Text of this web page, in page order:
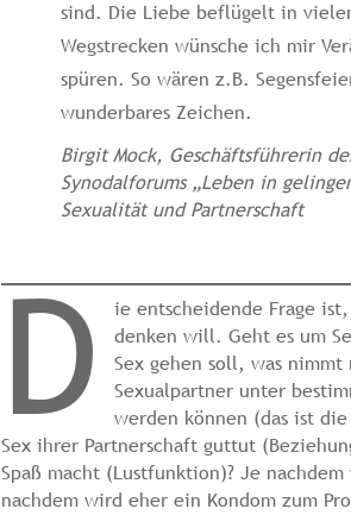
sind. Die Liebe beflügelt in
Wegstrecken wünsche ich mir
spüren. So wären z.B.
wunderbares Zeichen.
Birgit Mock, Geschäftsführerin
Synodalforums „Leben in
Sexualität und Partnerschaft
D
ie entscheidende Frage
denken will. Geht es um
Sex gehen soll, was nimmt
Sexualpartner unter
werden können (das ist
Sex ihrer Partnerschaft guttut
Spaß macht (Lustfunktion)? Je
nachdem wird eher ein Kondom zum